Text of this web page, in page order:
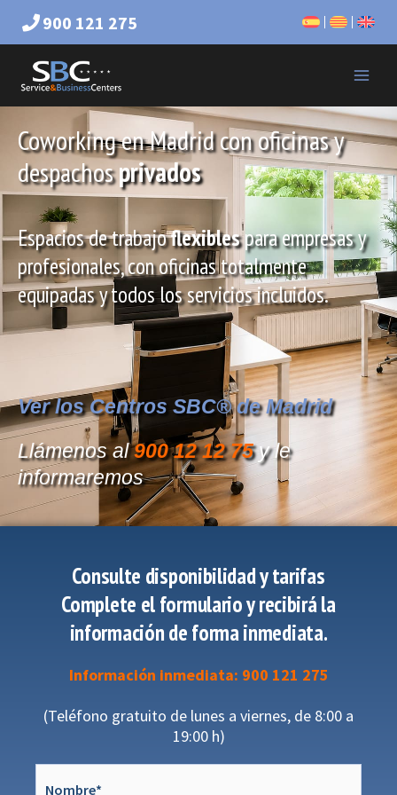
900 121 275
Coworking en Madrid con oficinas y
despachosprivados
Espacios de trabajoflexiblespara empresas y
profesionales, con oficinas totalmente
equipadas y todos los servicios incluidos.
Ver los Centros SBC® de Madrid
Llámenos al900 12 12 75y le
informaremos
Consulte disponibilidad y tarifas
Complete el formulario y recibirá la
información de forma inmediata.
Información inmediata: 900 121 275
(Teléfono gratuito de lunes a viernes, de 8:00 a
19:00 h)